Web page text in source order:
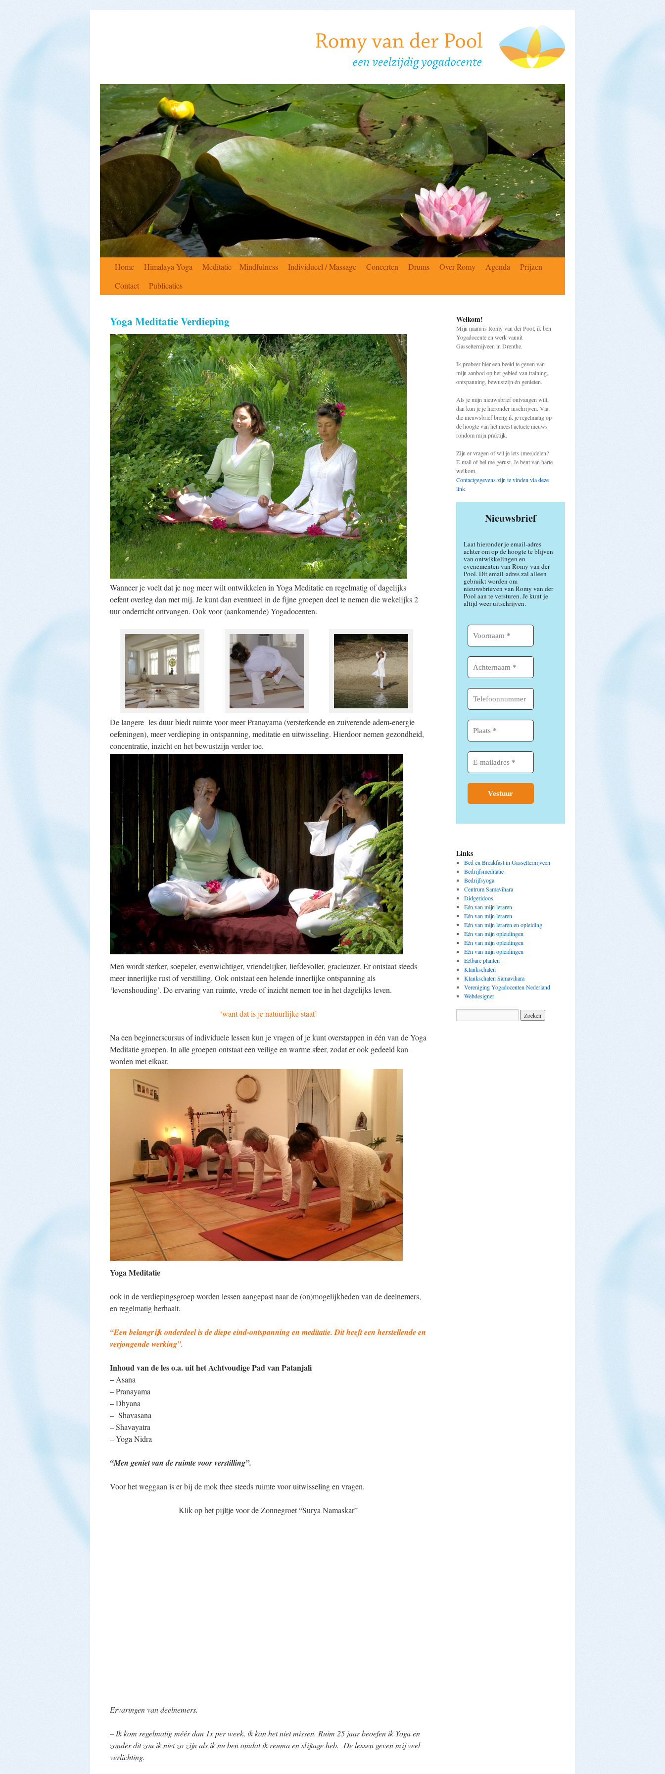
Home Himalaya Yoga Meditatie – Mindfulness Individueel / Massage Concerten Drums Over Romy Agenda
Prijzen
Contact
Publicaties
Yoga Meditatie Verdieping
Wanneer je voelt dat je nog meer wilt ontwikkelen in Yoga Meditatie en regelmatig of dagelijks
oefent overleg dan met mij. Je kunt dan eventueel in de fijne groepen deel te nemen die wekelijks 2
uur onderricht ontvangen. Ook voor (aankomende) Yogadocenten.
De langere les duur biedt ruimte voor meer Pranayama (versterkende en zuiverende adem-energie
oefeningen), meer verdieping in ontspanning, meditatie en uitwisseling. Hierdoor nemen gezondheid,
concentratie, inzicht en het bewustzijn verder toe.
Men wordt sterker, soepeler, evenwichtiger, vriendelijker, liefdevoller, gracieuzer. Er ontstaat steeds
meer innerlijke rust of verstilling. Ook ontstaat een helende innerlijke ontspanning als
‘levenshouding’. De ervaring van ruimte, vrede of inzicht nemen toe in het dagelijks leven.
‘want dat is je natuurlijke staat’
Na een beginnerscursus of individuele lessen kun je vragen of je kunt overstappen in één van de Yoga
Meditatie groepen. In alle groepen ontstaat een veilige en warme sfeer, zodat er ook gedeeld kan
worden met elkaar.
Yoga Meditatie
ook in de verdiepingsgroep worden lessen aangepast naar de (on)mogelijkheden van de deelnemers,
en regelmatig herhaalt.
“Een belangrijk onderdeel is de diepe eind-ontspanning en meditatie. Dit heeft een herstellende en
verjongende werking”.
Inhoud van de les o.a. uit het Achtvoudige Pad van Patanjali
– Asana
– Pranayama
– Dhyana
– Shavasana
– Shavayatra
– Yoga Nidra
“Men geniet van de ruimte voor verstilling”.
Voor het weggaan is er bij de mok thee steeds ruimte voor uitwisseling en vragen.
Klik op het pijltje voor de Zonnegroet “Surya Namaskar”
Ervaringen van deelnemers.
– Ik kom regelmatig méér dan 1x per week, ik kan het niet missen. Ruim 25 jaar beoefen ik Yoga en
zonder dit zou ik niet zo zijn als ik nu ben omdat ik reuma en slijtage heb. De lessen geven mij veel
verlichting.
Welkom!
Mijn naam is Romy van der Pool, ik ben
Yogadocente en werk vanuit
Gasselternijveen in Drenthe.
Ik probeer hier een beeld te geven van
mijn aanbod op het gebied van training,
ontspanning, bewustzijn én genieten.
Als je mijn nieuwsbrief ontvangen wilt,
dan kun je je hieronder inschrijven. Via
die nieuwsbrief breng ik je regelmatig op
de hoogte van het meest actuele nieuws
rondom mijn praktijk.
Zijn er vragen of wil je iets (mee)delen?
E-mail of bel me gerust. Je bent van harte
welkom.
Contactgegevens zijn te vinden via deze
link.
Nieuwsbrief
Laat hieronder je email-adres
achter om op de hoogte te blijven
van ontwikkelingen en
evenementen van Romy van der
Pool. Dit email-adres zal alleen
gebruikt worden om
nieuwsbrieven van Romy van der
Pool aan te versturen. Je kunt je
altijd weer uitschrijven.
Links
Bed en Breakfast in Gasselternijveen
Bedrijfsmeditatie
Bedrijfsyoga
Centrum Samavihara
Didgeridoos
Eén van mijn leraren
Eén van mijn leraren
Eén van mijn leraren en opleiding
Eén van mijn opleidingen
Eén van mijn opleidingen
Eén van mijn opleidingen
Eetbare planten
Klankschalen
Klankschalen Samavihara
Vereniging Yogadocenten Nederland
Webdesigner